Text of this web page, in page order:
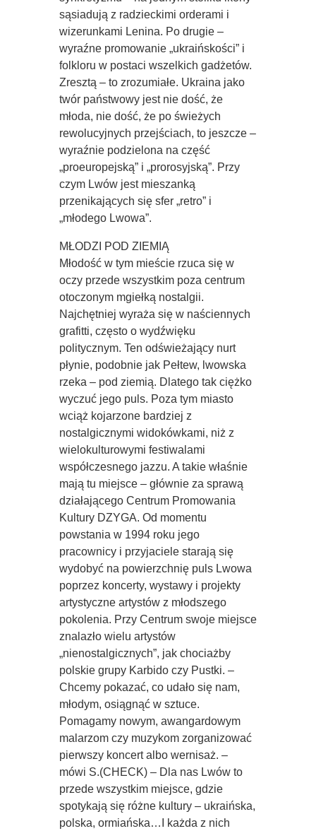
sąsiadują z radzieckimi orderami i
wizerunkami Lenina. Po drugie –
wyraźne promowanie „ukraińskości” i
folkloru w postaci wszelkich gadżetów.
Zresztą – to zrozumiałe. Ukraina jako
twór państwowy jest nie dość, że
młoda, nie dość, że po świeżych
rewolucyjnych przejściach, to jeszcze –
wyraźnie podzielona na część
„proeuropejską” i „prorosyjską”. Przy
czym Lwów jest mieszanką
przenikających się sfer „retro” i
„młodego Lwowa”.
MŁODZI POD ZIEMIĄ
Młodość w tym mieście rzuca się w
oczy przede wszystkim poza centrum
otoczonym mgiełką nostalgii.
Najchętniej wyraża się w naściennych
grafitti, często o wydźwięku
politycznym. Ten odświeżający nurt
płynie, podobnie jak Pełtew, lwowska
rzeka – pod ziemią. Dlatego tak ciężko
wyczuć jego puls. Poza tym miasto
wciąż kojarzone bardziej z
nostalgicznymi widokówkami, niż z
wielokulturowymi festiwalami
współczesnego jazzu. A takie właśnie
mają tu miejsce – głównie za sprawą
działającego Centrum Promowania
Kultury DZYGA. Od momentu
powstania w 1994 roku jego
pracownicy i przyjaciele starają się
wydobyć na powierzchnię puls Lwowa
poprzez koncerty, wystawy i projekty
artystyczne artystów z młodszego
pokolenia. Przy Centrum swoje miejsce
znalazło wielu artystów
„nienostalgicznych”, jak chociażby
polskie grupy Karbido czy Pustki. –
Chcemy pokazać, co udało się nam,
młodym, osiągnąć w sztuce.
Pomagamy nowym, awangardowym
malarzom czy muzykom zorganizować
pierwszy koncert albo wernisaż. –
mówi S.(CHECK) – Dla nas Lwów to
przede wszystkim miejsce, gdzie
spotykają się różne kultury – ukraińska,
polska, ormiańska…I każda z nich